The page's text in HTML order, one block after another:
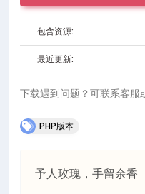
包含资源:
最近更新:
下载遇到问题？可联系客服
PHP版本
予人玫瑰，手留余香